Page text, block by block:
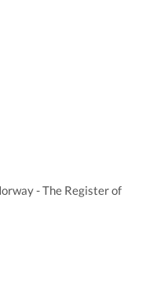
- The Register of